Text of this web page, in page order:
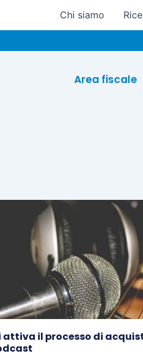
Chi siamo
Area fiscale
attiva il processo di
Pagina
Pagina